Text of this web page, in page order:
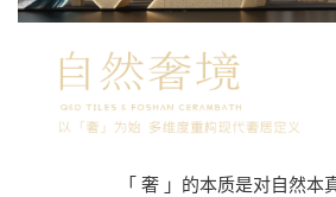
「 奢 」的本质是对自然本